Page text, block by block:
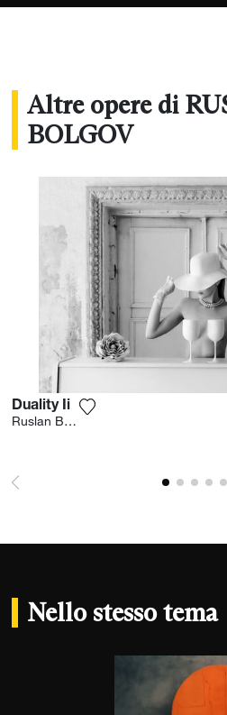
1x.com e gestisce un blog
Altre opere di
BOLGOV
Duality Ii
Ruslan Bolgov
Nello stesso tema